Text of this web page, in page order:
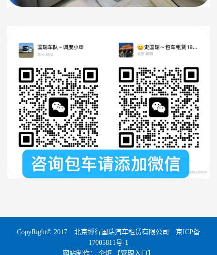
CopyRight© 2017 北京博行国瑞汽车租赁有限公司 京ICP备
17005811号-1
网站制作： 企炬 【管理入口】